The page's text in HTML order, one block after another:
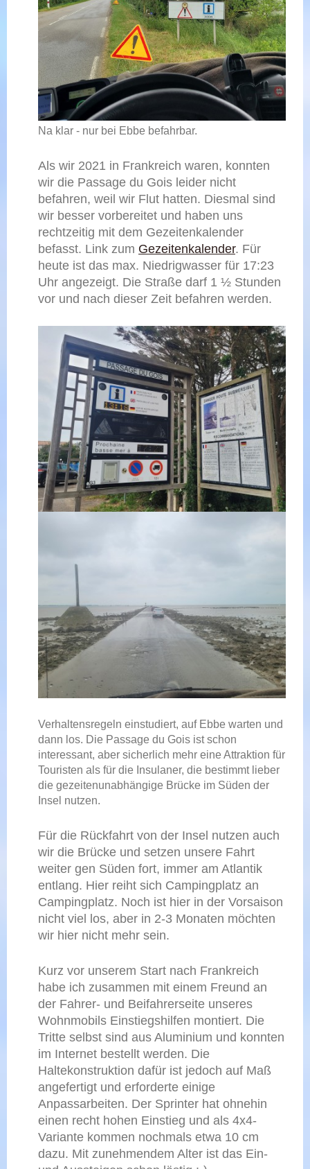
Na klar - nur bei Ebbe befahrbar.
Als wir 2021 in Frankreich waren, konnten
wir die Passage du Gois leider nicht
befahren, weil wir Flut hatten. Diesmal sind
wir besser vorbereitet und haben uns
rechtzeitig mit dem Gezeitenkalender
befasst. Link zum Gezeitenkalender. Für
heute ist das max. Niedrigwasser für 17:23
Uhr angezeigt. Die Straße darf 1 ½ Stunden
vor und nach dieser Zeit befahren werden.
Verhaltensregeln einstudiert, auf Ebbe warten und
dann los. Die Passage du Gois ist schon
interessant, aber sicherlich mehr eine Attraktion für
Touristen als für die Insulaner, die bestimmt lieber
die gezeitenunabhängige Brücke im Süden der
Insel nutzen.
Für die Rückfahrt von der Insel nutzen auch
wir die Brücke und setzen unsere Fahrt
weiter gen Süden fort, immer am Atlantik
entlang. Hier reiht sich Campingplatz an
Campingplatz. Noch ist hier in der Vorsaison
nicht viel los, aber in 2-3 Monaten möchten
wir hier nicht mehr sein.
Kurz vor unserem Start nach Frankreich
habe ich zusammen mit einem Freund an
der Fahrer- und Beifahrerseite unseres
Wohnmobils Einstiegshilfen montiert. Die
Tritte selbst sind aus Aluminium und konnten
im Internet bestellt werden. Die
Haltekonstruktion dafür ist jedoch auf Maß
angefertigt und erforderte einige
Anpassarbeiten. Der Sprinter hat ohnehin
einen recht hohen Einstieg und als 4x4-
Variante kommen nochmals etwa 10 cm
dazu. Mit zunehmendem Alter ist das Ein-